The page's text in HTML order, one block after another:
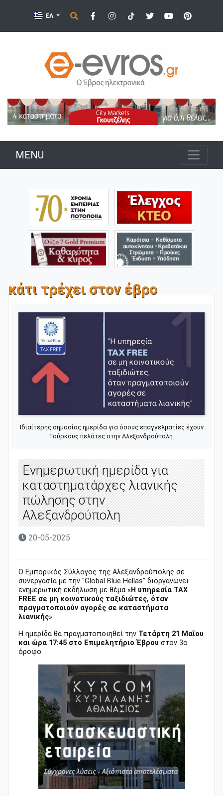
ΕΛ
MENU
κάτι τρέχει στον έβρο
Ιδιαίτερης σημασίας ημερίδα για όσους επαγγελματίες έχουν
Τούρκους πελάτες στην Αλεξανδρούπολη.
Ενημερωτική ημερίδα για
καταστηματάρχες λιανικής
πώλησης στην
Αλεξανδρούπολη
20-05-2025
Ο Εμπορικός Σύλλογος της Αλεξανδρούπολης σε
συνεργασία με την "Global Blue Hellas" διοργανώνει
ενημερωτική εκδήλωση με θέμα « Η υπηρεσία TAX
FREE σε μη κοινοτικούς ταξιδιώτες, όταν
πραγματοποιούν αγορές σε καταστήματα
λιανικής».
Η ημερίδα θα πραγματοποιηθεί την Τετάρτη 21 Μαΐου
και ώρα 17:45 στο Επιμελητήριο Έβρου στον 3ο
όροφο.